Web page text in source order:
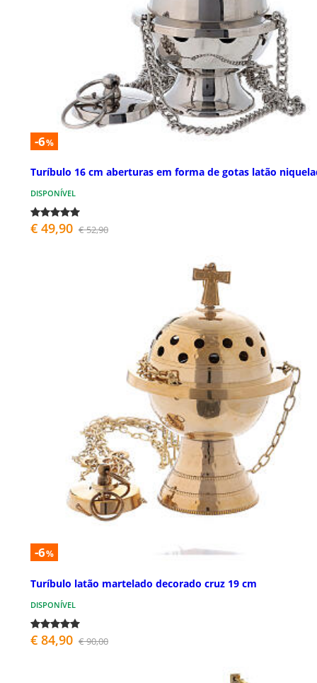
-6%
Turíbulo 16 cm aberturas em forma de gotas latão
DISPONÍVEL
€ 49,90 € 52,90
-6%
Turíbulo latão martelado decorado cruz 19 cm
DISPONÍVEL
€ 84,90 € 90,00